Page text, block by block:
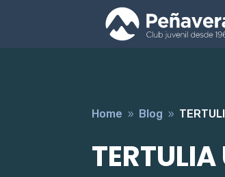
Home 9 Blog 9